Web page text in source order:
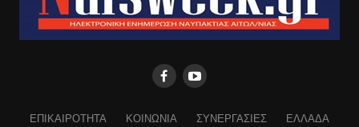
ΕΠΙΚΑΙΡΟΤΗΤΑ ΚΟΙΝΩΝΙΑ ΣΥΝΕΡΓΑΣΙΕΣ
ΕΛΛΑΔΑ